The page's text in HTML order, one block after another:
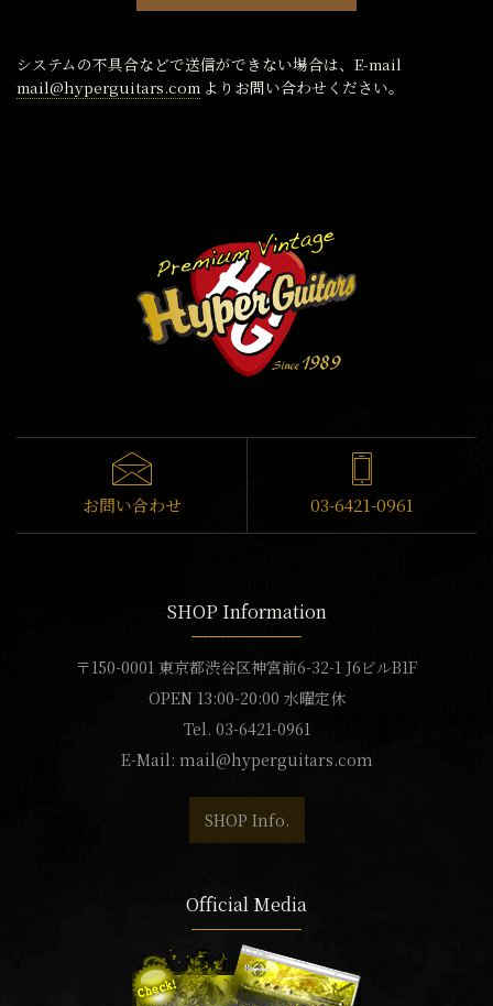
システムの不具合などで送信ができない場合は、E-mail
mail@hyperguitars.com よりお問い合わせください。
お問い合わせ 03-6421-0961
SHOP Information
〒150-0001 東京都渋谷区神宮前6-32-1 J6ビルB1F
OPEN 13:00-20:00 水曜定休
Tel. 03-6421-0961
E-Mail: mail@hyperguitars.com
SHOP Info.
Official Media